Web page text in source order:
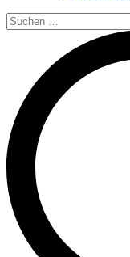
Suchen
nach: